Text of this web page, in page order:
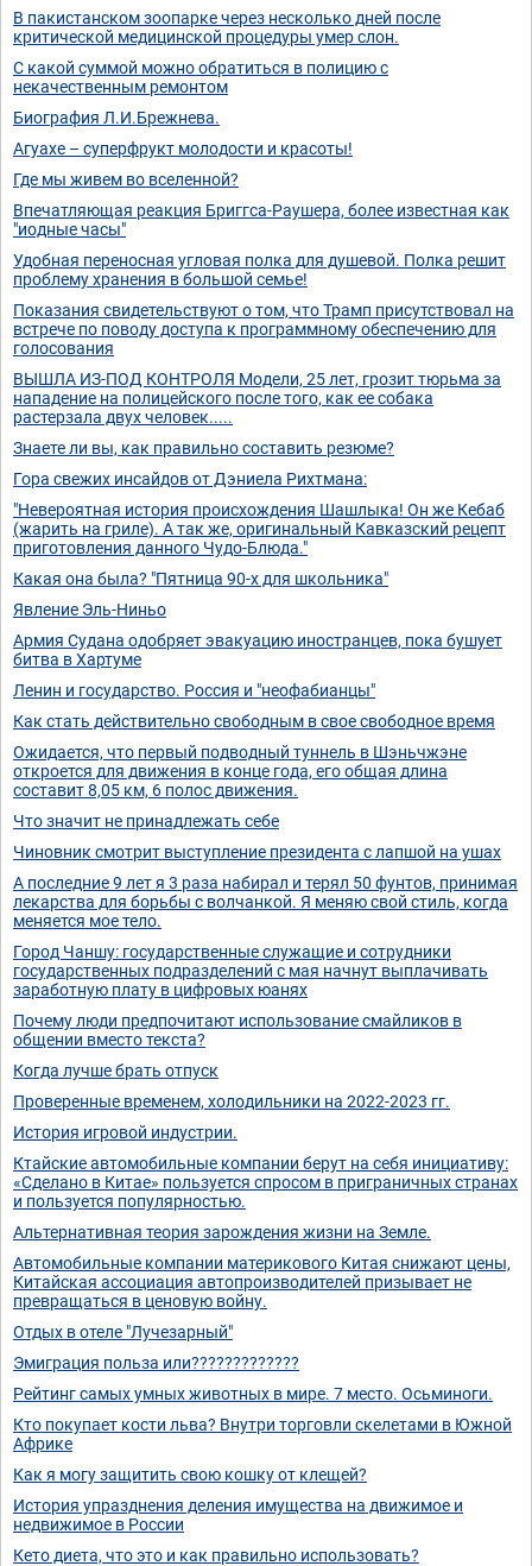
В пакистанском зоопарке через несколько дней после
критической медицинской процедуры умер слон.
С какой суммой можно обратиться в полицию с
некачественным ремонтом
Биография Л.И.Брежнева.
Агуахе – суперфрукт молодости и красоты!
Где мы живем во вселенной?
Впечатляющая реакция Бриггса-Раушера, более известная как
"иодные часы"
Удобная переносная угловая полка для душевой. Полка решит
проблему хранения в большой семье!
Показания свидетельствуют о том, что Трамп присутствовал на
встрече по поводу доступа к программному обеспечению для
голосования
ВЫШЛА ИЗ-ПОД КОНТРОЛЯ Модели, 25 лет, грозит тюрьма за
нападение на полицейского после того, как ее собака
растерзала двух человек.....
Знаете ли вы, как правильно составить резюме?
Гора свежих инсайдов от Дэниела Рихтмана:
"Невероятная история происхождения Шашлыка! Он же Кебаб
(жарить на гриле). А так же, оригинальный Кавказский рецепт
приготовления данного Чудо-Блюда."
Какая она была? "Пятница 90-х для школьника"
Явление Эль-Ниньо
Армия Судана одобряет эвакуацию иностранцев, пока бушует
битва в Хартуме
Ленин и государство. Россия и "неофабианцы"
Как стать действительно свободным в свое свободное время
Ожидается, что первый подводный туннель в Шэньчжэне
откроется для движения в конце года, его общая длина
составит 8,05 км, 6 полос движения.
Что значит не принадлежать себе
Чиновник смотрит выступление президента с лапшой на ушах
А последние 9 лет я 3 раза набирал и терял 50 фунтов, принимая
лекарства для борьбы с волчанкой. Я меняю свой стиль, когда
меняется мое тело.
Город Чаншу: государственные служащие и сотрудники
государственных подразделений с мая начнут выплачивать
заработную плату в цифровых юанях
Почему люди предпочитают использование смайликов в
общении вместо текста?
Когда лучше брать отпуск
Проверенные временем, холодильники на 2022-2023 гг.
История игровой индустрии.
Ктайские автомобильные компании берут на себя инициативу:
«Сделано в Китае» пользуется спросом в приграничных странах
и пользуется популярностью.
Альтернативная теория зарождения жизни на Земле.
Автомобильные компании материкового Китая снижают цены,
Китайская ассоциация автопроизводителей призывает не
превращаться в ценовую войну.
Отдых в отеле "Лучезарный"
Эмиграция польза или?????????????
Рейтинг самых умных животных в мире. 7 место. Осьминоги.
Кто покупает кости льва? Внутри торговли скелетами в Южной
Африке
Как я могу защитить свою кошку от клещей?
История упразднения деления имущества на движимое и
недвижимое в России
Кето диета, что это и как правильно использовать?